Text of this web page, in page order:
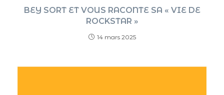
BEY SORT ET VOUS RACONTE SA « VIE DE
ROCKSTAR »
14 mars 2025